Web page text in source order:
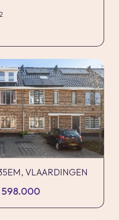
2
VLAARDINGEN